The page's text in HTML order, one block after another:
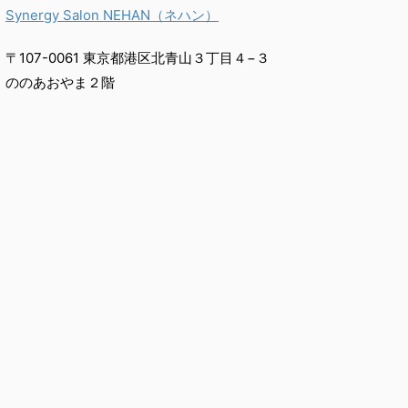
Synergy Salon NEHAN（ネハン）
〒107-0061 東京都港区北青山３丁目４−３
ののあおやま２階